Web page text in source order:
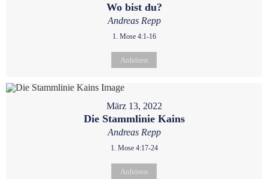
Wo bist du?
Andreas Repp
1. Mose 4:1-16
Anhören
März 13, 2022
Die Stammlinie Kains
Andreas Repp
1. Mose 4:17-24
Anhören